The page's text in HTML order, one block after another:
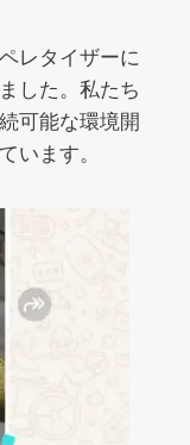
レタイザーに
した。私たち
可能な環境開
います。